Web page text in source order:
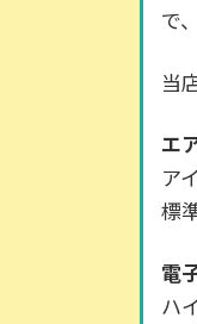
で
当
エ
ア
標
電
ハ